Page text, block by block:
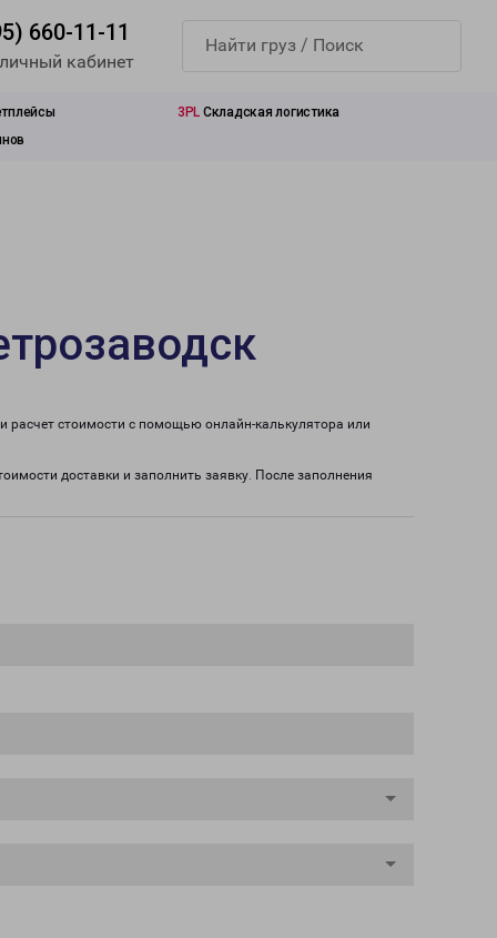
660-11-11
кабинет
3PL Складская логистика
расчет стоимости с помощью онлайн-калькулятора или
доставки и заполнить заявку. После заполнения